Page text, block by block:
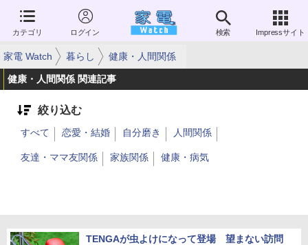
カテゴリ ログイン 検索 Impressサイト
家電 Watch 暮らし 健康・人間関係
健康・人間関係 関連記事
絞り込む
すべて 恋愛・結婚 自分磨き 人間関係
友達・ママ友関係 家族関係 健康・病気
TENGAが虫よけになって登場 望まない訪問